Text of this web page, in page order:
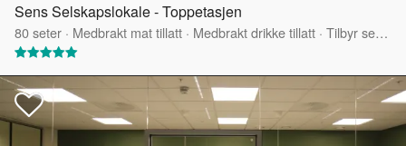
Sens Selskapslokale - Toppetasjen
80seter · Medbrakt mat tillatt · Medbrakt drikke tillatt · Tilbyr servering